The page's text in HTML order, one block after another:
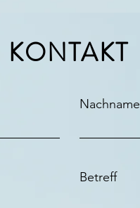
KONTAKT
Nachname
Betreff